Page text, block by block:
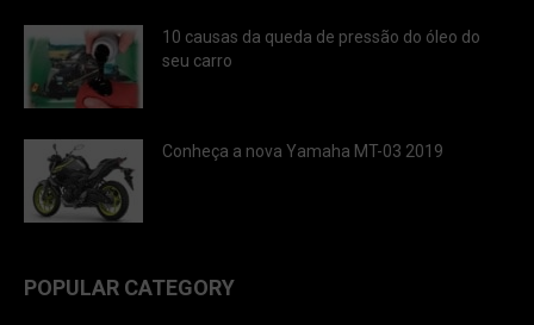
10 causas da queda de pressão do óleo do
seu carro
Conheça a nova Yamaha MT-03 2019
POPULAR CATEGORY